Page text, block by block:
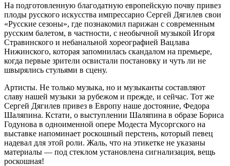
На подготовленную благодатную европейскую почву привез
плоды русского искусства импрессарио Сергей Дягилев свои
«Русские сезоны», где познакомил парижан с современным
русским балетом, в частности, с необычной музыкой Игоря
Стравинского и небанальной хореографией Вацлава
Нижинского, которая запомнилась скандалом на премьере,
когда первые зрители освистали постановку и чуть ли не
швырялись стульями в сцену.
Артисты. Не только музыка, но и музыканты составляют
славу нашей музыки за рубежом и прежде, и сейчас. Тот же
Сергей Дягилев привез в Европу наше достояние, Федора
Шаляпина. Кстати, о выступлении Шаляпина в образе Бориса
Годунова в одноименной опере Модеста Мусоргского на
выставке напоминает роскошный перстень, который певец
надевал для этой роли. Жаль, что на этикетке не указаны
материалы — под стеклом установлена сигнализация, вещь
роскошная!